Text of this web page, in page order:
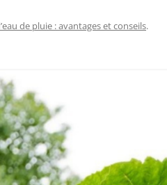
de pluie : avantages et conseils.